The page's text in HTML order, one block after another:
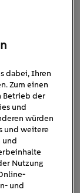
dabei, Ihren
Zum einen
Betrieb der
und
würden
und weitere
und
Nutzung
und